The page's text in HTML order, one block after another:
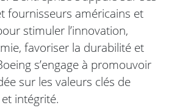
fournisseurs américains et
stimuler l’innovation,
favoriser la durabilité et
s’engage à promouvoir
sur les valeurs clés de
intégrité.